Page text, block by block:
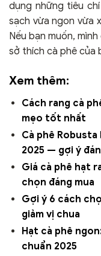
dụng những tiêu
sạch vừa ngon vừa
Nếu bạn muốn,
sở thích cà phê của
Xem thêm:
Cách rang cà
mẹo tốt nhất
Cà phê
2025 — gợi ý
Giá cà phê hạt
chọn đáng mua
Gợi ý 6 cách
giảm vị chua
Hạt cà phê
chuẩn 2025